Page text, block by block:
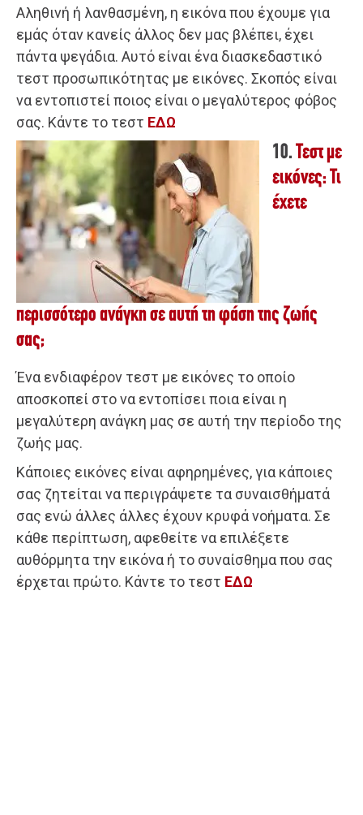
Αληθινή ή λανθασμένη, η εικόνα που έχουμε για
εμάς όταν κανείς άλλος δεν μας βλέπει, έχει
πάντα ψεγάδια. Αυτό είναι ένα διασκεδαστικό
τεστ προσωπικότητας με εικόνες. Σκοπός είναι
να εντοπιστεί ποιος είναι ο μεγαλύτερος φόβος
σας. Κάντε το τεστ ΕΔΩ
10.Τεστ με
εικόνες: Τι
έχετε
περισσότερο ανάγκη σε αυτή τη φάση της ζωής
σας;
Ένα ενδιαφέρον τεστ με εικόνες το οποίο
αποσκοπεί στο να εντοπίσει ποια είναι η
μεγαλύτερη ανάγκη μας σε αυτή την περίοδο της
ζωής μας.
Κάποιες εικόνες είναι αφηρημένες, για κάποιες
σας ζητείται να περιγράψετε τα συναισθήματά
σας ενώ άλλες άλλες έχουν κρυφά νοήματα. Σε
κάθε περίπτωση, αφεθείτε να επιλέξετε
αυθόρμητα την εικόνα ή το συναίσθημα που σας
έρχεται πρώτο. Κάντε το τεστ ΕΔΩ